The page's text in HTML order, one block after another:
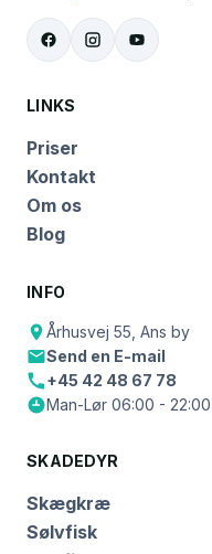
LINKS
Priser
Kontakt
Om os
Blog
INFO
Århusvej 55, Ans by
Send en E-mail
+45 42 48 67 78
Man-Lør 06:00 - 22:00
SKADEDYR
Skægkræ
Sølvfisk